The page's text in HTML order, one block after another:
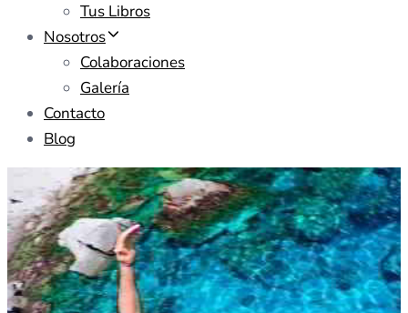
Tus Libros
Nosotros
Colaboraciones
Galería
Contacto
Blog